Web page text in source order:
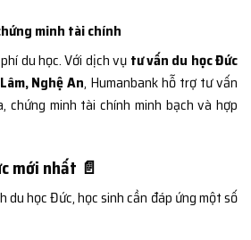
minh tài chính
du học. Với dịch vụ tư vấn du học Đức
Nghệ An, Humanbank hỗ trợ tư vấn
chứng minh tài chính minh bạch và hợp
mới nhất 📄
học Đức, học sinh cần đáp ứng một số